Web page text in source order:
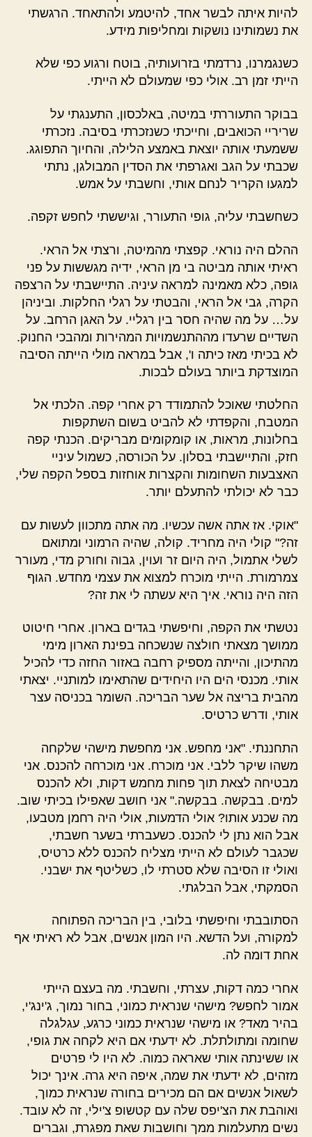
להיות איתה לבשר אחד, להיטמע ולהתאחד. הרגשתי
את נשמותינו נושקות ומחליפות מידע.
כשנגמרנו, נרדמתי בזרועותיה, בוטח ורגוע כפי שלא
הייתי זמן רב. אולי כפי שמעולם לא הייתי.
בבוקר התעוררתי במיטה, באלכסון, התענגתי על
שריריי הכואבים, וחייכתי כשנזכרתי בסיבה. נזכרתי
ששמעתי אותה יוצאת באמצע הלילה, והחיוך התפוגג.
שכבתי על הגב ואגרפתי את הסדין המבולגן, נתתי
למגעו הקריר לנחם אותי, וחשבתי על אמש.
כשחשבתי עליה, גופי התעורר, וגיששתי לחפש זקפה.
ההלם היה נוראי. קפצתי מהמיטה, ורצתי אל הראי.
ראיתי אותה מביטה בי מן הראי, ידיה מגששות על פני
גופה, כלא מאמינה למראה עיניה. התיישבתי על הרצפה
הקרה, גבי אל הראי, והבטתי על רגלי החלקות. וביניהן
על… על מה שהיה חסר בין רגליי. על האגן הרחב. על
השדיים שרעדו מההתנשמויות המהירות ומהבכי החנוק.
לא בכיתי מאז כיתה ו', אבל במראה מולי הייתה הסיבה
המוצדקת ביותר בעולם לבכות.
החלטתי שאוכל להתמודד רק אחרי קפה. הלכתי אל
המטבח, והקפדתי לא להביט בשום השתקפות
בחלונות, מראות, או קומקומים מבריקים. הכנתי קפה
חזק, והתיישבתי בסלון. על הכורסה, כשמול עיניי
האצבעות השחומות והקצרות אוחזות בספל הקפה שלי,
כבר לא יכולתי להתעלם יותר.
"אוקי. אז אתה אשה עכשיו. מה אתה מתכוון לעשות עם
זה?" קולי היה מחריד. קולה, שהיה הרמוני ומתואם
לשלי אתמול, היה היום זר ועוין, גבוה וחורק מדי, מעורר
צמרמורת. הייתי מוכרח למצוא את עצמי מחדש. הגוף
הזה היה נוראי. איך היא עשתה לי את זה?
נטשתי את הקפה, וחיפשתי בגדים בארון. אחרי חיטוט
ממושך מצאתי חולצה שנשכחה בפינת הארון מימי
מהתיכון, והייתה מספיק רחבה באזור החזה כדי להכיל
אותי. מכנסי הים היו היחידים שהתאימו למותניי. יצאתי
מהבית בריצה אל שער הבריכה. השומר בכניסה עצר
אותי, ודרש כרטיס.
התחננתי. "אני מחפש. אני מחפשת מישהי שלקחה
משהו שיקר ללבי. אני מוכרח. אני מוכרחה להכנס. אני
מבטיחה לצאת תוך פחות מחמש דקות, ולא להכנס
למים. בבקשה. בבקשה." אני חושב שאפילו בכיתי שוב.
מה שכנע אותו? אולי הדמעות, אולי היה רחמן מטבעו,
אבל הוא נתן לי להכנס. כשעברתי בשער חשבתי,
שכגבר לעולם לא הייתי מצליח להכנס ללא כרטיס,
ואולי זו הסיבה שלא סטרתי לו, כשליטף את ישבני.
הסמקתי, אבל הבלגתי.
הסתובבתי וחיפשתי בלובי, בין הבריכה הפתוחה
למקורה, ועל הדשא. היו המון אנשים, אבל לא ראיתי אף
אחת דומה לה.
אחרי כמה דקות, עצרתי, וחשבתי. מה בעצם הייתי
אמור לחפש? מישהי שנראית כמוני, בחור נמוך, ג'ינג'י,
בהיר מאד? או מישהי שנראית כמוני כרגע, עגלגלה
שחומה ומתולתלת. לא ידעתי אם היא לקחה את גופי,
או ששינתה אותי שאראה כמוה. לא היו לי פרטים
מזהים, לא ידעתי את שמה, איפה היא גרה. אינך יכול
לשאול אנשים אם הם מכירים בחורה שנראית כמוך,
ואוהבת את הצ'יפס שלה עם קטשופ צ'ילי, זה לא עובד.
נשים מתעלמות ממך וחושבות שאת מפגרת, וגברים